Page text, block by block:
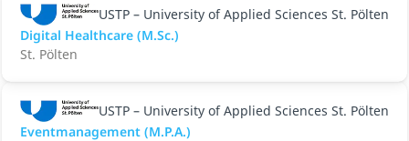
USTP – University of Applied Sciences St. Pölten
Digital Healthcare (M.Sc.)
St. Pölten
USTP – University of Applied Sciences St. Pölten
Eventmanagement (M.P.A.)